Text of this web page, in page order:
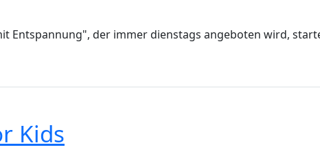
Entspannung", der immer dienstags angeboten wird,
Kids